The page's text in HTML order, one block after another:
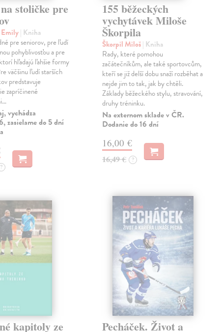
stoličke pre
Emily| Kniha
pre seniorov, pre ľudí
pohyblivosťou a pre
hľadajú ľahšie formy
väčšinu ľudí starších
predstavuje
zapríčinené
vychádza
zasielame do 5 dní
?
155 běžeckých
vychytávek Miloše
Škorpila
Škorpil Miloš| Kniha
Rady, které pomohou
začátečníkům, ale také sportovcům,
kteří se již delší dobu snaží rozběhat a
nejde jim to tak, jak by chtěli.
Základy běžeckého stylu, stravování,
druhy tréninku.
Na externom sklade v ČR.
Dodanie do 16 dní
16,00 €
16,49 € ?
kapitoly ze Pecháček. Život a